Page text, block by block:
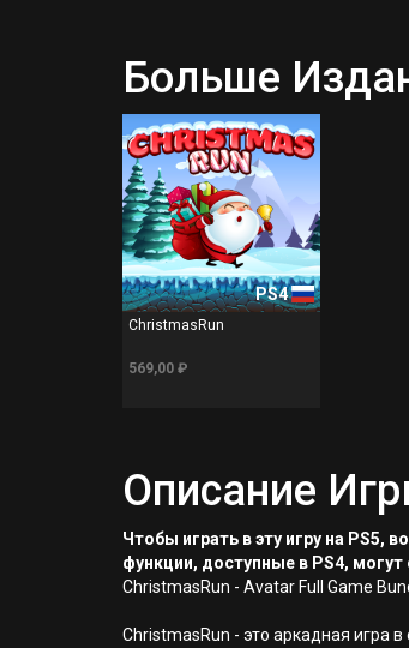
Больше
PS4
ChristmasRun
569,00 ₽
Описание
Чтобы играть в эту игру на PS5,
функции, доступные в PS4,
ChristmasRun - Avatar Full Game
ChristmasRun - это аркадная игра